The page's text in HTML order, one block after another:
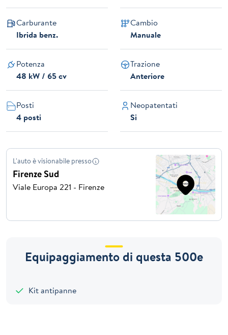
Carburante
Ibrida benz.
Cambio
Manuale
Potenza
48 kW / 65 cv
Trazione
Anteriore
Posti
4 posti
Neopatentati
Si
L'auto è visionabile presso
Firenze Sud
Viale Europa 221 - Firenze
Equipaggiamento di questa 500e
Kit antipanne